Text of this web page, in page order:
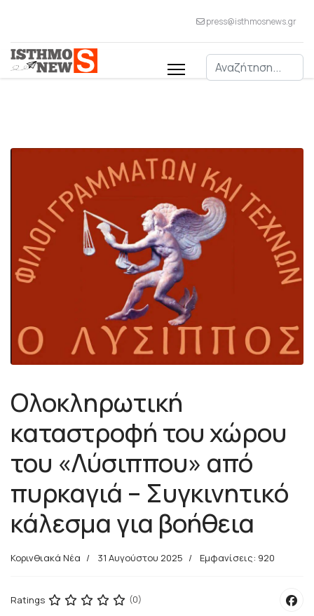
press@isthmosnews.gr
Αναζήτηση
Ολοκληρωτική
καταστροφή του χώρου
του «Λύσιππου» από
πυρκαγιά – Συγκινητικό
κάλεσμα για βοήθεια
Κορινθιακά Νέα 31 Αυγούστου 2025 Εμφανίσεις: 920
Ratings (0)